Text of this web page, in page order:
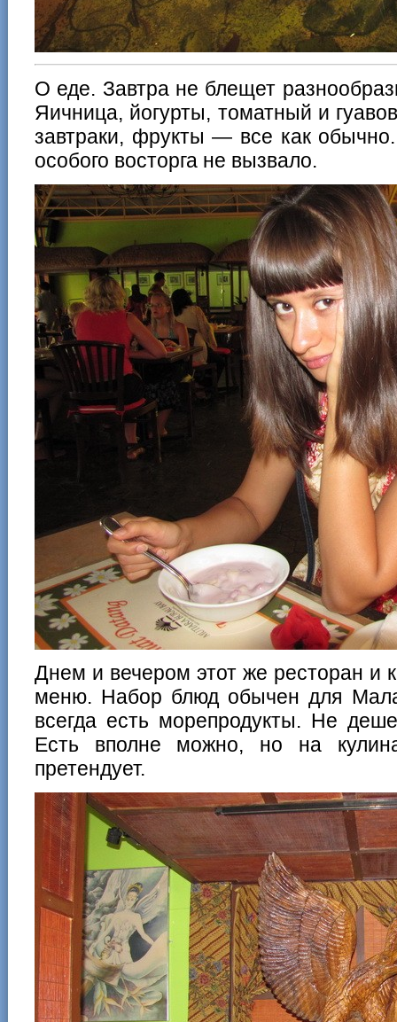
О еде. Завтра не блещет
Яичница, йогурты, томатный и
завтраки, фрукты — все как
особого восторга не вызвало.
Днем и вечером этот же ресторан и
меню. Набор блюд обычен для
всегда есть морепродукты. Не
Есть вполне можно, но на
претендует.